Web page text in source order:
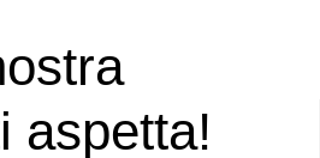
aspetta!